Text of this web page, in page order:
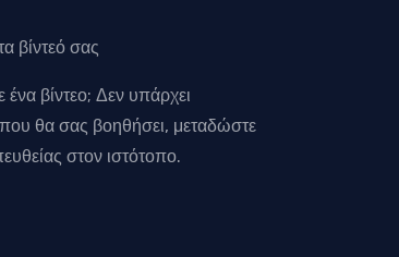
βίντεό σας
βίντεο; Δεν υπάρχει
θα σας βοηθήσει, μεταδώστε
στον ιστότοπο.